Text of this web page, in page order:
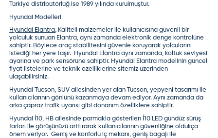
Türkiye distribütörlüğ ise 1989 yılında kurulmuştur.
Hyundai Modelleri
Hyundai Elantra, Kaliteli malzemeler ile kullanıcısına güvenli bir
yolculuk sunuan Elantra, aynı zamanda elektronik denge kontrolüne
sahiptir. Böylece araç stabilitesini güvenle koruyarak yolcularını
istediği her yere taşır. Hyundai Elantra aynı zamanda, koltuk seviyesi
ayarına ve park sensörüne sahiptir. Hyundai Elantra modelinin güncel
fiyat listelerine ve teknik özelliklerine sitemiz üzerinden
ulaşabilirsiniz.
Hyundai Tucson,SUV ailesinden yer alan Tucson, yepyeni tasarımı ile
kullanıcılarının gönlünü kazanmaya devam ediyor. Aynı zamanda da
arka çapraz trafik uyarısı gibi donanım özelliklere sahiptir.
Hyundai İ10,
HB ailesinde parmakla gösterilen İ10 LED gündüz sürüş
farları ile görüşünüzü arttırarak kullanıcılarının güvenliğine oldukça
önem veriyor. Geniş ve konforlu iç mekanı, geniş bagajı ile